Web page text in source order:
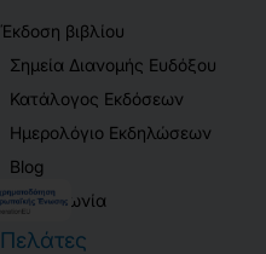
Έκδοση βιβλίου
Σημεία Διανομής Ευδόξου
Κατάλογος Εκδόσεων
Ημερολόγιο Εκδηλώσεων
Blog
Επικοινωνία
Πελάτες